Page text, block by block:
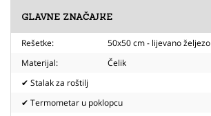
GLAVNE ZNAČAJKE
Rešetke:
50x50 cm - lijevano željezo
Materijal:
Čelik
✔ Stalak za roštilj
✔ Termometar u poklopcu